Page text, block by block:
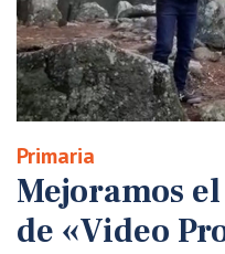
educativas
Escolares
Bell-lloc
Primaria
Mejoramos
de «Video